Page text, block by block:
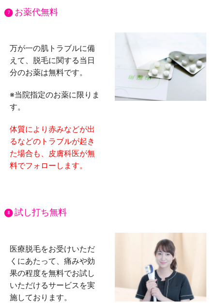
7 お薬代無料
万が一の肌トラブルに備
えて、脱毛に関する当日
分のお薬は無料です。
※当院指定のお薬に限りま
す。
体質により赤みなどが出
るなどのトラブルが起き
た場合も、皮膚科医が無
料でフォローします。
8 試し打ち無料
医療脱毛をお受けいただ
くにあたって、痛みや効
果の程度を無料でお試し
いただけるサービスを実
施しております。